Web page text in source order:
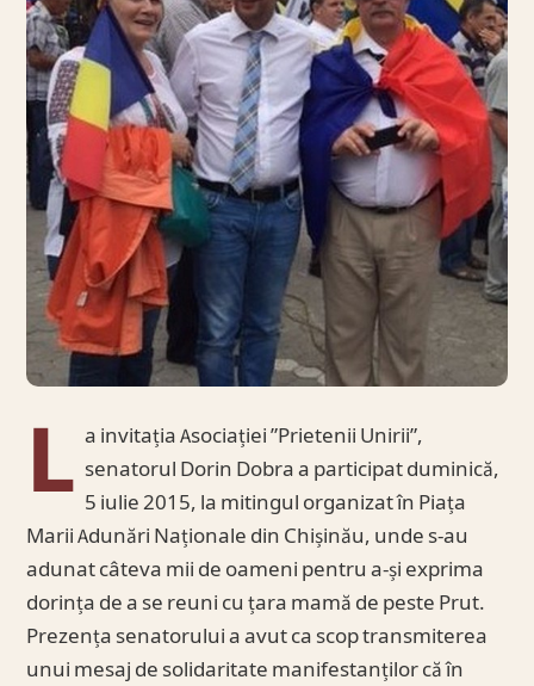
L a invitația Asociației ”Prietenii Unirii”,
senatorul Dorin Dobra a participat duminică,
5 iulie 2015, la mitingul organizat în Piața
Marii Adunări Naționale din Chișinău, unde s-au
adunat câteva mii de oameni pentru a-și exprima
dorința de a se reuni cu țara mamă de peste Prut.
Prezența senatorului a avut ca scop transmiterea
unui mesaj de solidaritate manifestanților că în